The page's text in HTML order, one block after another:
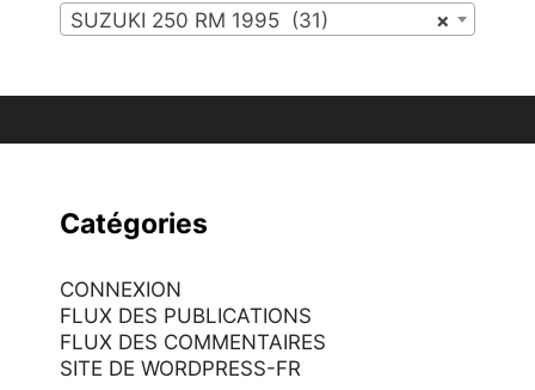
×
SUZUKI 250 RM 1995 (31)
Catégories
CONNEXION
FLUX DES PUBLICATIONS
FLUX DES COMMENTAIRES
SITE DE WORDPRESS-FR